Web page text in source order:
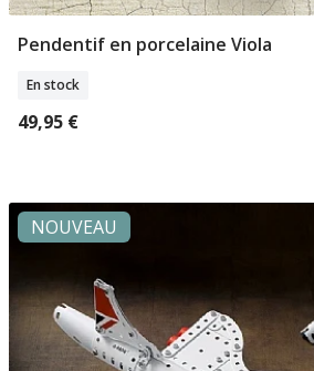
Ajouter Au Panier
Pendentif en porcelaine Viola
En stock
49,95 €
NOUVEAU